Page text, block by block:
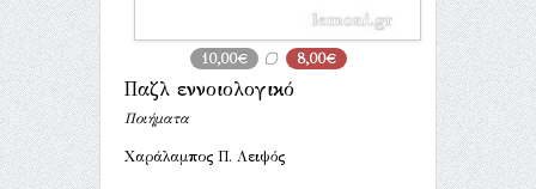
10,00€ 8,00€
Παζλ εννοιολογικό
Ποιήματα
Χαράλαμπος Π. Λειψός